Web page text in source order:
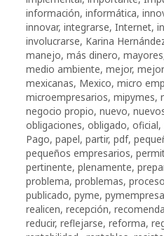
información, informática,
innovar, integrarse, Internet,
involucrarse, Karina
manejo, más dinero, mayores
medio ambiente, mejor,
mexicanas, Mexico, micro
microempresarios, mipymes,
negocio propio, nuevo,
obligaciones, obligado, oficial,
Pago, papel, partir, pdf,
pequeños empresarios,
pertinente, plenamente,
problema, problemas,
publicado, pyme,
realicen, recepción,
reducir, reflejarse, reforma,